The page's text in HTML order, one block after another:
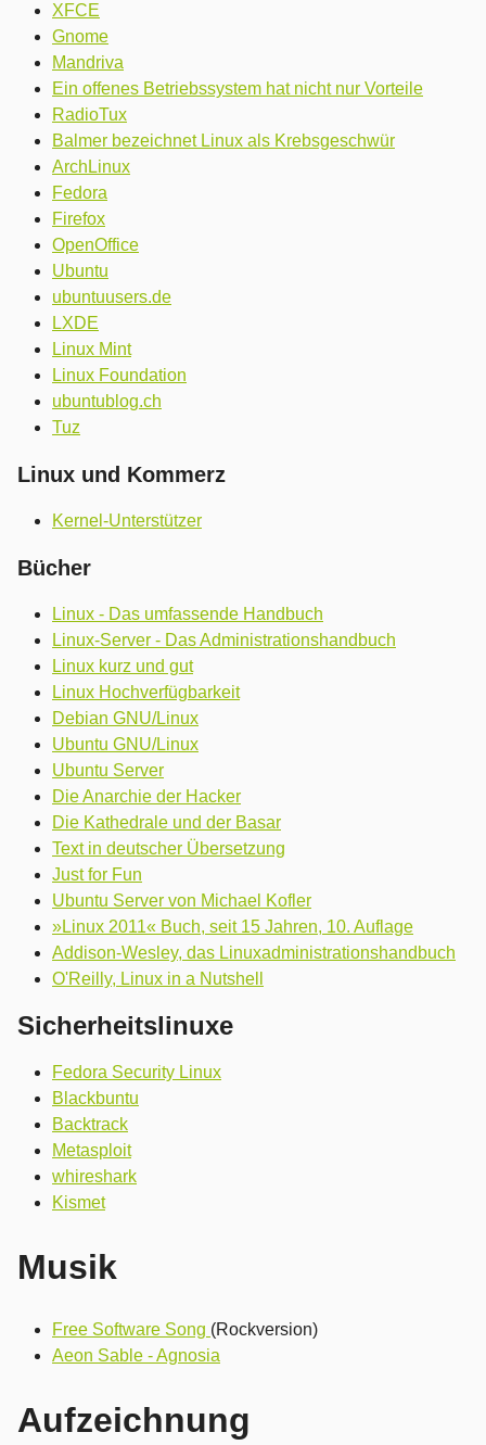
XFCE
Gnome
Mandriva
Ein offenes Betriebssystem hat nicht nur Vorteile
RadioTux
Balmer bezeichnet Linux als Krebsgeschwür
ArchLinux
Fedora
Firefox
OpenOffice
Ubuntu
ubuntuusers.de
LXDE
Linux Mint
Linux Foundation
ubuntublog.ch
Tuz
Linux und Kommerz
Kernel-Unterstützer
Bücher
Linux - Das umfassende Handbuch
Linux-Server - Das Administrationshandbuch
Linux kurz und gut
Linux Hochverfügbarkeit
Debian GNU/Linux
Ubuntu GNU/Linux
Ubuntu Server
Die Anarchie der Hacker
Die Kathedrale und der Basar
Text in deutscher Übersetzung
Just for Fun
Ubuntu Server von Michael Kofler
»Linux 2011« Buch, seit 15 Jahren, 10. Auflage
Addison-Wesley, das Linuxadministrationshandbuch
O'Reilly, Linux in a Nutshell
Sicherheitslinuxe
Fedora Security Linux
Blackbuntu
Backtrack
Metasploit
whireshark
Kismet
Musik
Free Software Song (Rockversion)
Aeon Sable - Agnosia
Aufzeichnung